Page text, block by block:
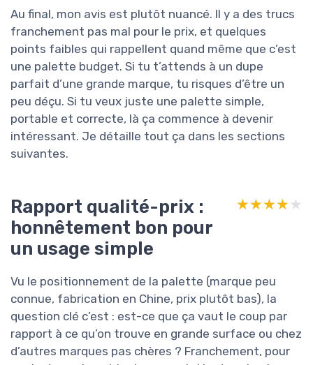
Au final, mon avis est plutôt nuancé. Il y a des trucs
franchement pas mal pour le prix, et quelques
points faibles qui rappellent quand même que c’est
une palette budget. Si tu t’attends à un dupe
parfait d’une grande marque, tu risques d’être un
peu déçu. Si tu veux juste une palette simple,
portable et correcte, là ça commence à devenir
intéressant. Je détaille tout ça dans les sections
suivantes.
Rapport qualité-prix :
honnêtement bon pour
un usage simple
★★★★★
★★★★★
Vu le positionnement de la palette (marque peu
connue, fabrication en Chine, prix plutôt bas), la
question clé c’est : est-ce que ça vaut le coup par
rapport à ce qu’on trouve en grande surface ou chez
d’autres marques pas chères ? Franchement, pour